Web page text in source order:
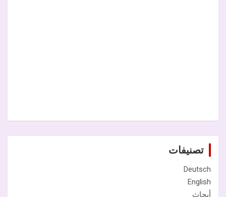
تصنيفات
Deutsch
English
أبحاث